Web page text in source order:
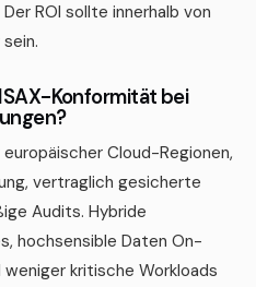
ROI sollte innerhalb von
Konformität bei
Cloud-Regionen,
vertraglich gesicherte
Audits. Hybride
hochsensible Daten On-
kritische Workloads